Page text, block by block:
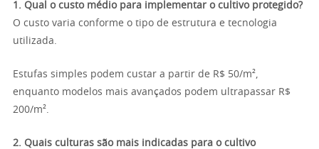
1. Qual o custo médio para implementar o cultivo protegido?
O custo varia conforme o tipo de estrutura e tecnologia
utilizada.
Estufas simples podem custar a partir de R$ 50/m²,
enquanto modelos mais avançados podem ultrapassar R$
200/m².
2. Quais culturas são mais indicadas para o cultivo